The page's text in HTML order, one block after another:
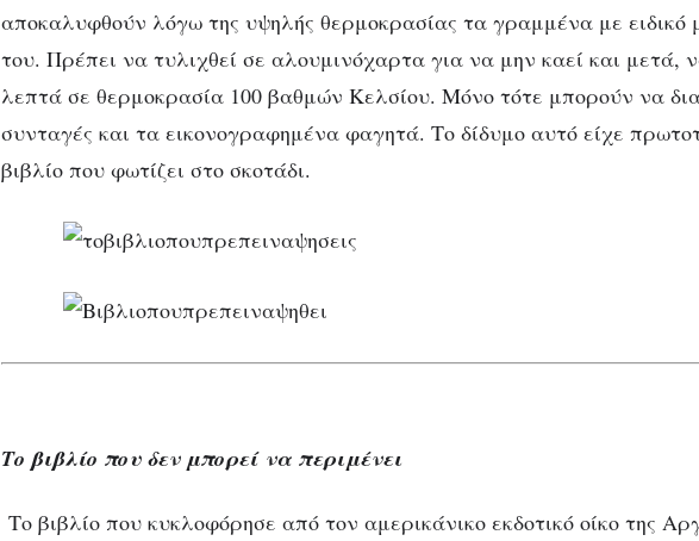
αποκαλυφθούν λόγω της υψηλής θερμοκρασίας τα γραμμένα με ειδικό
του. Πρέπει να τυλιχθεί σε αλουμινόχαρτα για να μην καεί και μετά,
λεπτά σε θερμοκρασία 100 βαθμών Κελσίου. Μόνο τότε μπορούν να
συνταγές και τα εικονογραφημένα φαγητά. Το δίδυμο αυτό είχε
βιβλίο που φωτίζει στο σκοτάδι.
Το βιβλίο που δεν μπορεί να περιμένει
Το βιβλίο που κυκλοφόρησε από τον αμερικάνικο εκδοτικό οίκο της